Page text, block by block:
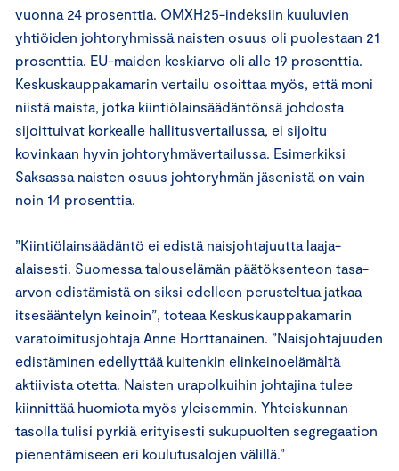
vuonna 24 prosenttia. OMXH25-indeksiin kuuluvien
yhtiöiden johtoryhmissä naisten osuus oli puolestaan 21
prosenttia. EU-maiden keskiarvo oli alle 19 prosenttia.
Keskuskauppakamarin vertailu osoittaa myös, että moni
niistä maista, jotka kiintiölainsäädäntönsä johdosta
sijoittuivat korkealle hallitusvertailussa, ei sijoitu
kovinkaan hyvin johtoryhmävertailussa. Esimerkiksi
Saksassa naisten osuus johtoryhmän jäsenistä on vain
noin 14 prosenttia.
”Kiintiölainsäädäntö ei edistä naisjohtajuutta laaja-
alaisesti. Suomessa talouselämän päätöksenteon tasa-
arvon edistämistä on siksi edelleen perusteltua jatkaa
itsesääntelyn keinoin”, toteaa Keskuskauppakamarin
varatoimitusjohtaja Anne Horttanainen. ”Naisjohtajuuden
edistäminen edellyttää kuitenkin elinkeinoelämältä
aktiivista otetta. Naisten urapolkuihin johtajina tulee
kiinnittää huomiota myös yleisemmin. Yhteiskunnan
tasolla tulisi pyrkiä erityisesti sukupuolten segregaation
pienentämiseen eri koulutusalojen välillä.”